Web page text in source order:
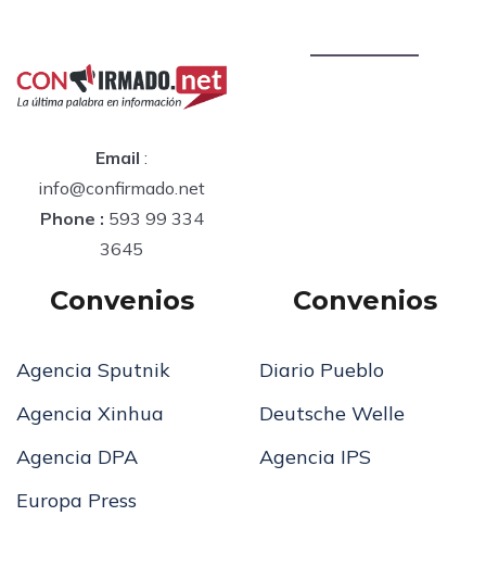
Email :
info@confirmado.net
Phone : 593 99 334
3645
Convenios
Agencia Sputnik
Agencia Xinhua
Agencia DPA
Europa Press
Convenios
Diario Pueblo
Deutsche Welle
Agencia IPS